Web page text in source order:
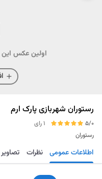
اولین عکس این
رستوران شهربازی پارک ارم
5/0
1 رای
رستوران
مسیریابی ذخیره اطلاعات عمومی نظرات تصاویر